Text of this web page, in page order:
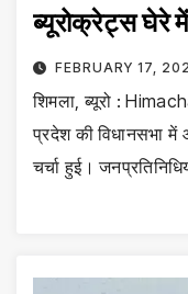
ब्यूरोक्रेट्स घेरे
FEBRUARY 17,
शिमला, ब्यूरो :
प्रदेश की विधानसभा
चर्चा हुई।